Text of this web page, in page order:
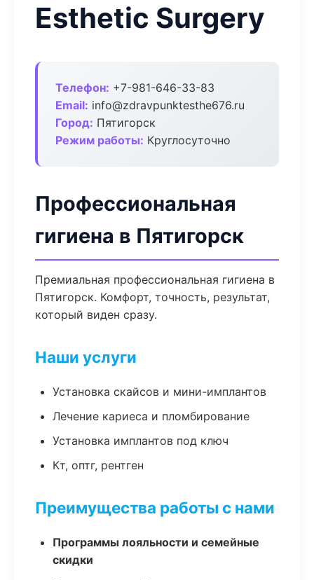
Esthetic Surgery
Телефон: +7-981-646-33-83
Email: info@zdravpunktesthe676.ru
Город: Пятигорск
Режим работы: Круглосуточно
Профессиональная
гигиена в Пятигорск
Премиальная профессиональная гигиена в
Пятигорск. Комфорт, точность, результат,
который виден сразу.
Наши услуги
Установка скайсов и мини-имплантов
Лечение кариеса и пломбирование
Установка имплантов под ключ
Кт, оптг, рентген
Преимущества работы с нами
Программы лояльности и семейные
скидки